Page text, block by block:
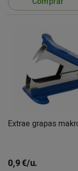
Extrae grapas
0,9 €/u.